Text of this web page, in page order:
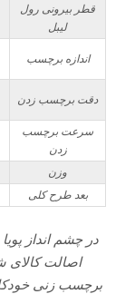
قطر بیرونی رول
لیبل
اندازه برچسب
دقت برچسب زدن
سرعت برچسب
زدن
وزن
بعد طرح کلی
در چشم انداز
اصالت کالای
برچسب زنی